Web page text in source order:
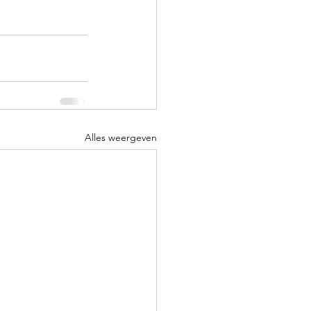
Alles weergeven